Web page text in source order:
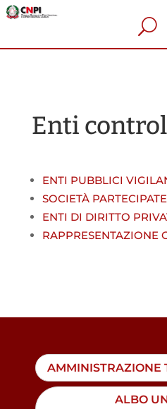
Enti
ENTI PUBBLICI
SOCIETÀ PARTECIPATE
ENTI DI DIRITTO
RAPPRESENTAZIONE
AMMINISTRAZIONE
ALBO